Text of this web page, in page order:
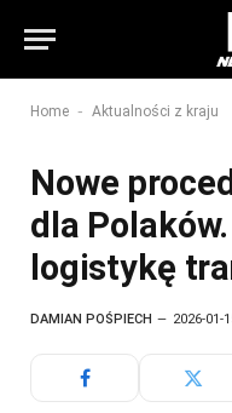
Home - Aktualności z kraju
Nowe
dla
logistykę
DAMIAN POŚPIECH 2026-01-